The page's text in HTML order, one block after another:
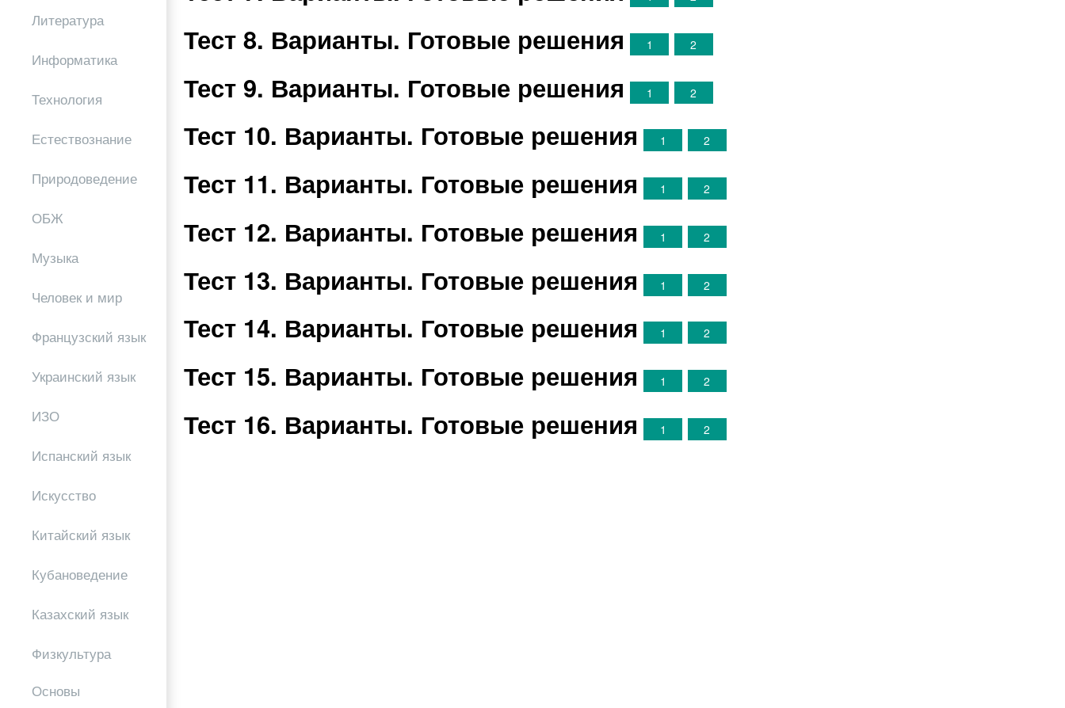
Литература
Информатика
Технология
Естествознание
Природоведение
ОБЖ
Музыка
Человек и мир
Французский язык
Украинский язык
ИЗО
Испанский язык
Искусство
Китайский язык
Кубановедение
Казахский язык
Физкультура
Основы
Тест 8. Варианты. Готовые решения 1 2
Тест 9. Варианты. Готовые решения 1 2
Тест 10. Варианты. Готовые решения 1 2
Тест 11. Варианты. Готовые решения 1 2
Тест 12. Варианты. Готовые решения 1 2
Тест 13. Варианты. Готовые решения 1 2
Тест 14. Варианты. Готовые решения 1 2
Тест 15. Варианты. Готовые решения 1 2
Тест 16. Варианты. Готовые решения 1 2